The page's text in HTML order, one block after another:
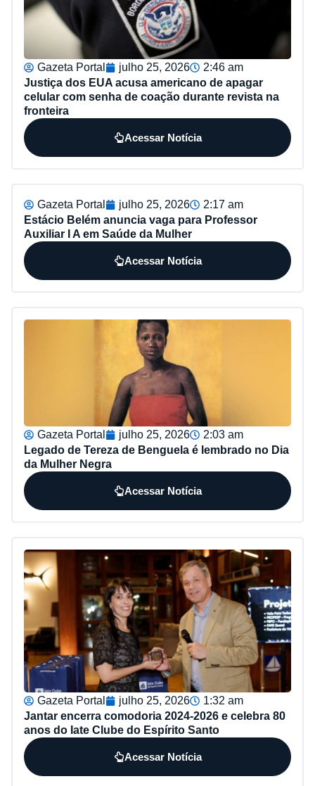
Gazeta Portal julho 25, 2026
2:46 am
Justiça dos EUA acusa americano de apagar
celular com senha de coação durante revista na
fronteira
Acessar Notícia
Gazeta Portal julho 25, 2026
2:17 am
Estácio Belém anuncia vaga para Professor
Auxiliar I A em Saúde da Mulher
Acessar Notícia
Gazeta Portal julho 25, 2026
2:03 am
Legado de Tereza de Benguela é lembrado no Dia
da Mulher Negra
Acessar Notícia
Gazeta Portal julho 25, 2026
1:32 am
Jantar encerra comodoria 2024-2026 e celebra 80
anos do Iate Clube do Espírito Santo
Acessar Notícia